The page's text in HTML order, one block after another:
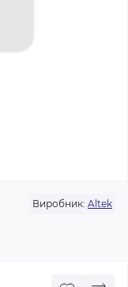
Виробник: Altek